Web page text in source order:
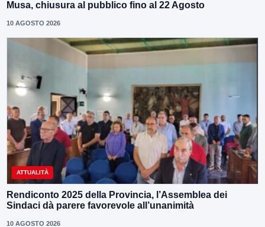
Musa, chiusura al pubblico fino al 22 Agosto
10 AGOSTO 2026
ATTUALITÀ
Rendiconto 2025 della Provincia, l’Assemblea dei
Sindaci dà parere favorevole all’unanimità
10 AGOSTO 2026